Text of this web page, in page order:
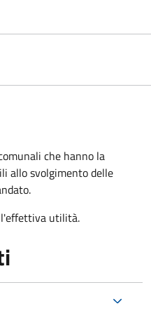
che hanno la
allo svolgimento delle
l'effettiva utilità.